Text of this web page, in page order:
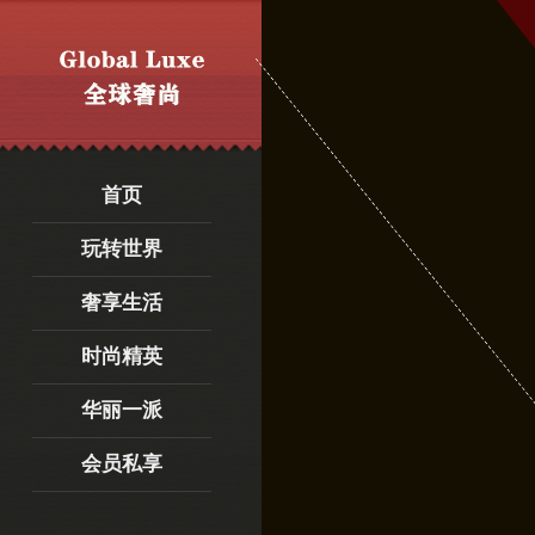
首页
玩转世界
奢享生活
时尚精英
华丽一派
会员私享